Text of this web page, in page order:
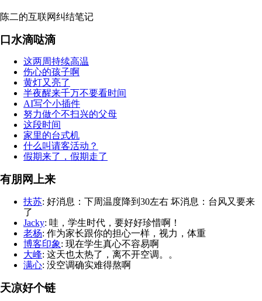
陈二的互联网纠结笔记
口水滴哒滴
这两周持续高温
伤心的孩子啊
黄灯又亮了
半夜醒来千万不要看时间
AI写个小插件
努力做个不扫兴的父母
这段时间
家里的台式机
什么叫请客活动？
假期来了，假期走了
有朋网上来
扶苏: 好消息：下周温度降到30左右 坏消息：台风又要来
了
Jacky: 哇，学生时代，要好好珍惜啊！
老杨: 作为家长跟你的担心一样，视力，体重
博客印象: 现在学生真心不容易啊
大峰: 这天也太热了，离不开空调。。
满心: 没空调确实难得熬啊
天凉好个链